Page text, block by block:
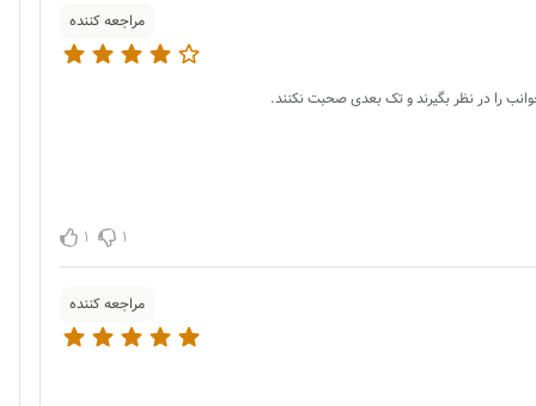
مراجعه کننده
را در نظر بگیرند و تک بعدی صحبت نکنند.
1
1
مراجعه کننده